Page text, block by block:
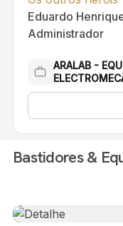
Eduardo
Administrador
ARALAB -
Bastidores &